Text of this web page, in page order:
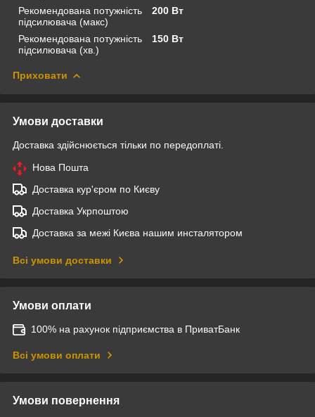
Рекомендована потужність
підсилювача (макс)
200 Вт
Рекомендована потужність
підсилювача (хв.)
150 Вт
Приховати
Умови доставки
Доставка здійснюється тільки по передоплаті.
Нова Пошта
Доставка кур'єром по Києву
Доставка Укрпоштою
Доставка за межі Києва нашим инсталятором
Всі умови доставки
Умови оплати
100% на рахунок підприємства в ПриватБанк
Всі умови оплати
Умови повернення